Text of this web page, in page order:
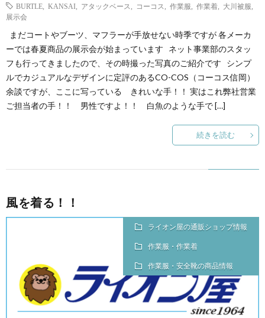
BURTLE
KANSAI アタックベース コーコス 作業服 作業着 大川被服
展示会
まだコートやブーツ、マフラーが手放せない時季ですが 各メーカ
ーでは春夏商品の展示会が始まっています ネット事業部のスタッ
フも行ってきましたので、その時撮った写真のご紹介です シンプ
ルでカジュアルなデザインに定評のあるCO-COS（コーコス信岡）
余談ですが、ここに写っている きれいな手！！ 実はこれ弊社営業
ご担当者の手！！ 男性ですよ！！ 白魚のような手で […]
続きを読む
風を着る！！
ライオン屋の通販ショップ情報
作業服・作業着
作業服・安全靴の商品情報